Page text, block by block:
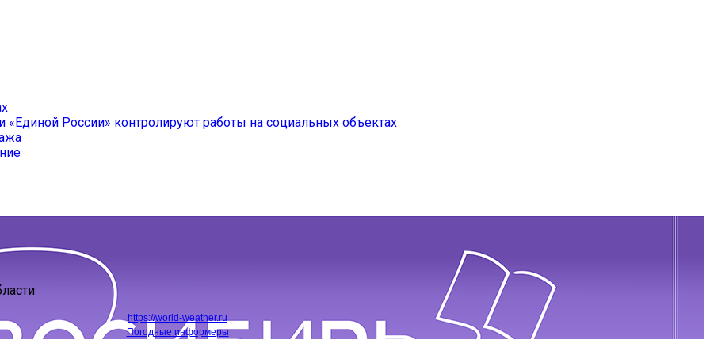
России» контролируют работы на социальных объектах
https://world-weather.ru
Погодные информеры